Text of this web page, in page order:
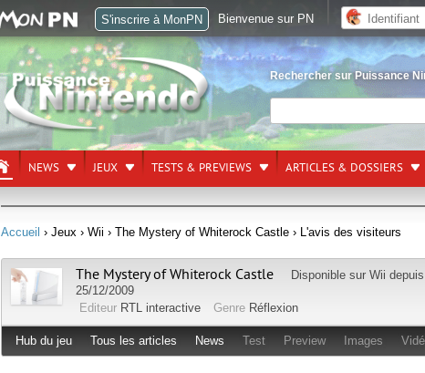
Rechercher sur Puissance
NEWS JEUX TESTS & PREVIEWS ARTICLES & DOSSIERS
Accueil › Jeux › Wii › The Mystery of Whiterock Castle › L'avis des visiteurs
The Mystery of Whiterock Castle Disponible sur Wii
25/12/2009
Editeur RTL interactive Genre Réflexion
Hub du jeu Tous les articles News Test Preview Images
S'inscrire à MonPN Bienvenue sur PN